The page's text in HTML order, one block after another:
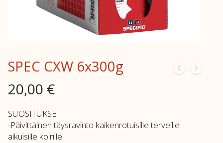
SPEC CXW 6x300g
20,00 €
SUOSITUKSET
-Päivittäinen täysravinto kaikenrotuisille terveille
aikuisille koirille